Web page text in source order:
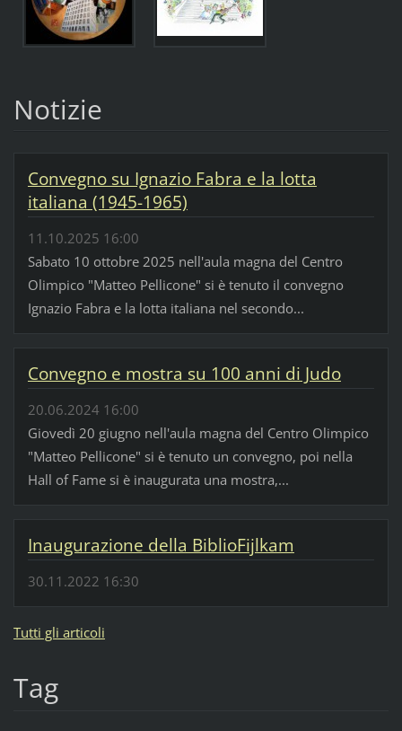
Notizie
Convegno su Ignazio Fabra e la lotta
italiana (1945-1965)
11.10.2025 16:00
Sabato 10 ottobre 2025 nell'aula magna del Centro
Olimpico "Matteo Pellicone" si è tenuto il convegno
Ignazio Fabra e la lotta italiana nel secondo...
Convegno e mostra su 100 anni di Judo
20.06.2024 16:00
Giovedì 20 giugno nell'aula magna del Centro Olimpico
"Matteo Pellicone" si è tenuto un convegno, poi nella
Hall of Fame si è inaugurata una mostra,...
Inaugurazione della BiblioFijlkam
30.11.2022 16:30
Tutti gli articoli
Tag